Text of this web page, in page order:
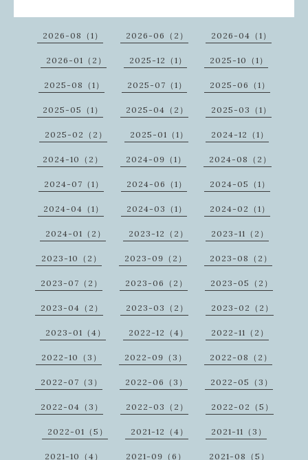
2026-08（1） 2026-06（2） 2026-04（1）
2026-01（2） 2025-12（1） 2025-10（1）
2025-08（1） 2025-07（1） 2025-06（1）
2025-05（1） 2025-04（2） 2025-03（1）
2025-02（2） 2025-01（1） 2024-12（1）
2024-10（2） 2024-09（1） 2024-08（2）
2024-07（1） 2024-06（1） 2024-05（1）
2024-04（1） 2024-03（1） 2024-02（1）
2024-01（2） 2023-12（2） 2023-11（2）
2023-10（2） 2023-09（2） 2023-08（2）
2023-07（2） 2023-06（2） 2023-05（2）
2023-04（2） 2023-03（2） 2023-02（2）
2023-01（4） 2022-12（4） 2022-11（2）
2022-10（3） 2022-09（3） 2022-08（2）
2022-07（3） 2022-06（3） 2022-05（3）
2022-04（3） 2022-03（2） 2022-02（5）
2022-01（5） 2021-12（4） 2021-11（3）
2021-10（4） 2021-09（6） 2021-08（5）